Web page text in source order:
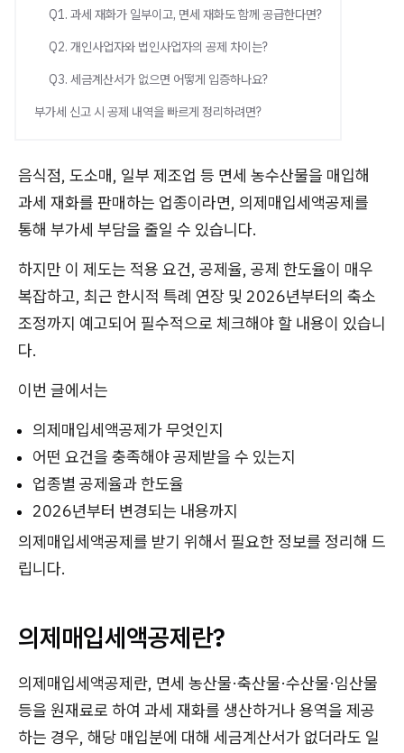
Q1. 과세 재화가 일부이고, 면세 재화도 함께 공급한다면?
Q2. 개인사업자와 법인사업자의 공제 차이는?
Q3. 세금계산서가 없으면 어떻게 입증하나요?
부가세 신고 시 공제 내역을 빠르게 정리하려면?
음식점, 도소매, 일부 제조업 등 면세 농수산물을 매입해
과세 재화를 판매하는 업종이라면, 의제매입세액공제를
통해 부가세 부담을 줄일 수 있습니다.
하지만 이 제도는 적용 요건, 공제율, 공제 한도율이 매우
복잡하고, 최근 한시적 특례 연장 및 2026년부터의 축소
조정까지 예고되어 필수적으로 체크해야 할 내용이 있습니
다.
이번 글에서는
의제매입세액공제가 무엇인지
어떤 요건을 충족해야 공제받을 수 있는지
업종별 공제율과 한도율
2026년부터 변경되는 내용까지
의제매입세액공제를 받기 위해서 필요한 정보를 정리해 드
립니다.
의제매입세액공제란?
의제매입세액공제란, 면세 농산물·축산물·수산물·임산물
등을 원재료로 하여 과세 재화를 생산하거나 용역을 제공
하는 경우, 해당 매입분에 대해 세금계산서가 없더라도 일